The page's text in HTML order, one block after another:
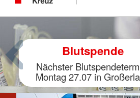
Drohnengruppe
Murr!
Hier erfährt man mehr
Arbeit der DRK
Rems-Murr.